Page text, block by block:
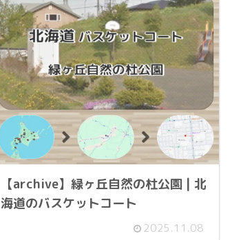
【archive】緑ヶ丘自然の杜公園 | 北
海道のバスケットコート
2025.11.08